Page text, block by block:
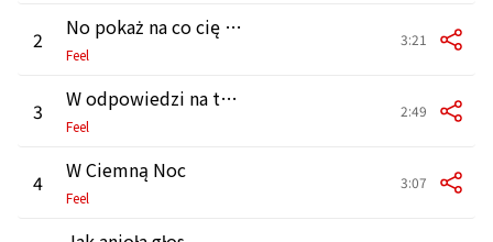
2 No pokaż na co cię stać
Feel
3:21
3 W odpowiedzi na twój list
Feel
2:49
4 W Ciemną Noc
Feel
3:07